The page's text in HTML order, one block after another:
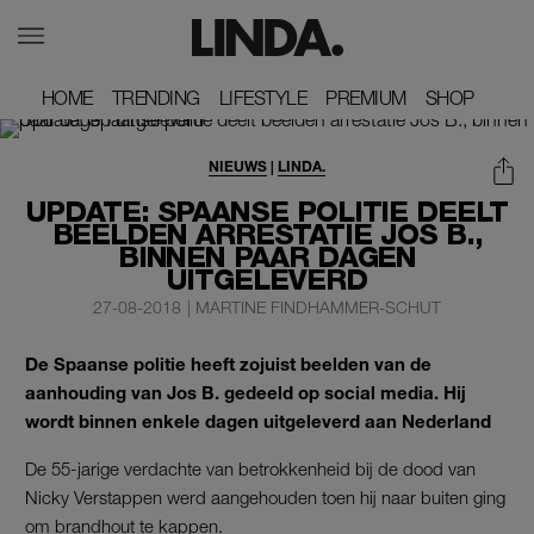
HOME
HOME TRENDING
TRENDING LIFESTYLE
LIFESTYLE PREMIUM
PREMIUM SHOP
SHOP
UPDATE: SPAANSE POLITIE DEELT
BEELDEN ARRESTATIE JOS B.,
BINNEN PAAR DAGEN
UITGELEVERD
NIEUWS | LINDA.
27-08-2018 | MARTINE FINDHAMMER-SCHUT
De Spaanse politie heeft zojuist beelden van de
aanhouding van Jos B. gedeeld op social media. Hij
wordt binnen enkele dagen uitgeleverd aan Nederland
De 55-jarige verdachte van betrokkenheid bij de dood van
Nicky Verstappen werd aangehouden toen hij naar buiten ging
om brandhout te kappen.